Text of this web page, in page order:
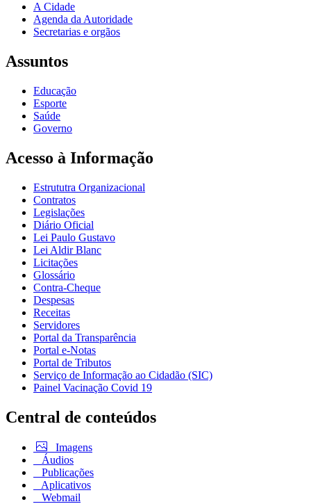
A Cidade
Agenda da Autoridade
Secretarias e orgãos
Assuntos
Educação
Esporte
Saúde
Governo
Acesso à Informação
Estrututra Organizacional
Contratos
Legislações
Diário Oficial
Lei Paulo Gustavo
Lei Aldir Blanc
Licitações
Glossário
Contra-Cheque
Despesas
Receitas
Servidores
Portal da Transparência
Portal e-Notas
Portal de Tributos
Serviço de Informação ao Cidadão (SIC)
Painel Vacinação Covid 19
Central de conteúdos
Imagens
Áudios
Publicações
Aplicativos
Webmail